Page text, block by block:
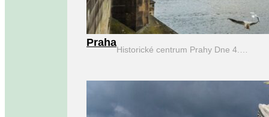
Praha
Historické centrum Prahy Dne 4.…